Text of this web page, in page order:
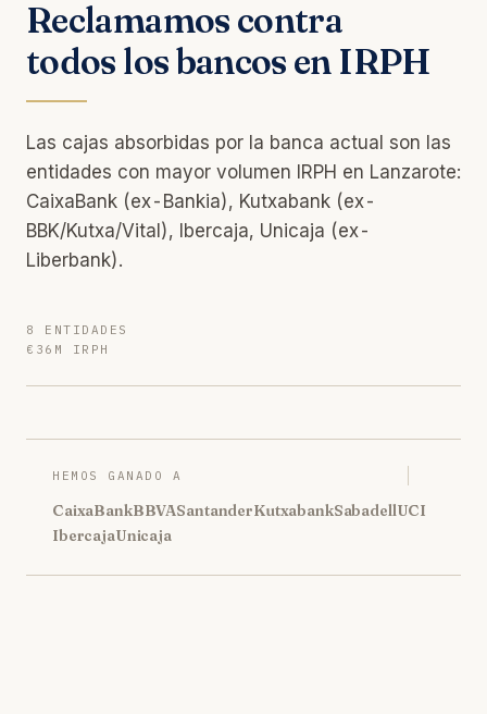
Reclamamos contra
todos los bancos en IRPH
Las cajas absorbidas por la banca actual son las
entidades con mayor volumen IRPH en Lanzarote:
CaixaBank (ex-Bankia), Kutxabank (ex-
BBK/Kutxa/Vital), Ibercaja, Unicaja (ex-
Liberbank).
8 ENTIDADES
€36M IRPH
HEMOS GANADO A
CaixaBankBBVASantanderKutxabankSabadellUCI
IbercajaUnicaja